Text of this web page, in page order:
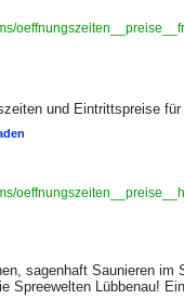
und Eintrittspreise
sagenhaft Saunieren im
Spreewelten Lübbenau!